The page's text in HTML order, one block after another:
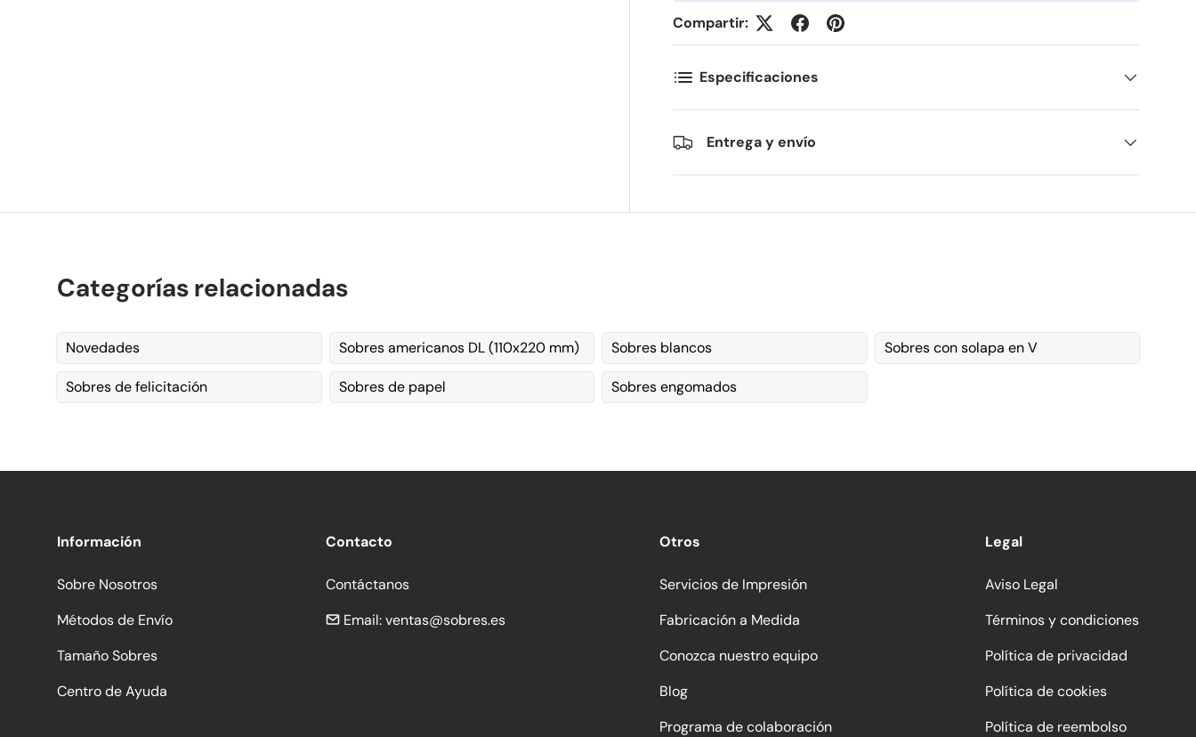
Compartir:
Especificaciones
Entrega y envío
Categorías relacionadas
Novedades Sobres americanos DL (110x220 mm) Sobres blancos Sobres con solapa en V
Sobres de felicitación Sobres de papel Sobres engomados
Información
Sobre Nosotros
Métodos de Envío
Tamaño Sobres
Centro de Ayuda
Contacto
Contáctanos
Email:ventas@sobres.es
Otros
Servicios de Impresión
Fabricación a Medida
Conozca nuestro equipo
Blog
Programa de colaboración
Legal
Aviso Legal
Términos y condiciones
Política de privacidad
Política de cookies
Política de reembolso